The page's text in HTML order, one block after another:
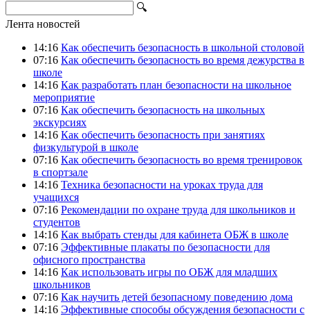
🔍
Лента новостей
14:16 Как обеспечить безопасность в школьной столовой
07:16 Как обеспечить безопасность во время дежурства в
школе
14:16 Как разработать план безопасности на школьное
мероприятие
07:16 Как обеспечить безопасность на школьных
экскурсиях
14:16 Как обеспечить безопасность при занятиях
физкультурой в школе
07:16 Как обеспечить безопасность во время тренировок
в спортзале
14:16 Техника безопасности на уроках труда для
учащихся
07:16 Рекомендации по охране труда для школьников и
студентов
14:16 Как выбрать стенды для кабинета ОБЖ в школе
07:16 Эффективные плакаты по безопасности для
офисного пространства
14:16 Как использовать игры по ОБЖ для младших
школьников
07:16 Как научить детей безопасному поведению дома
14:16 Эффективные способы обсуждения безопасности с